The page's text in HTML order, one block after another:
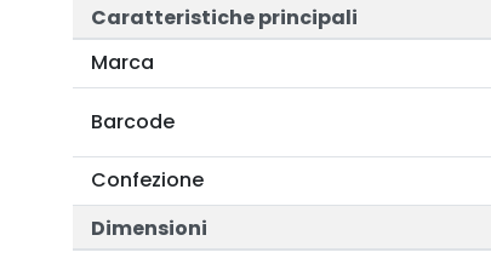
Caratteristiche principali
Marca
Barcode
Confezione
Dimensioni